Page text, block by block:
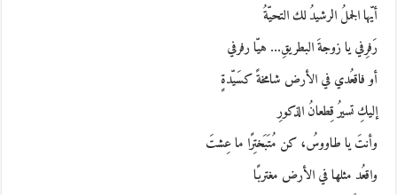
أيّها الجملُ الرشيدُ لك التحيّةُ
رَفرِفي يا زوجةَ البطريقِ… هيّا رفرفي
أو فاقعُدي في الأرض شامخةً كسَيّدةٍ
إليكِ تسيرُ قِطعانُ الذكورِ
وأنتَ يا طاووسُ، كن مُتَبَختِرًا ما عِشتَ
واقعُد مثلها في الأرض مغتربًا